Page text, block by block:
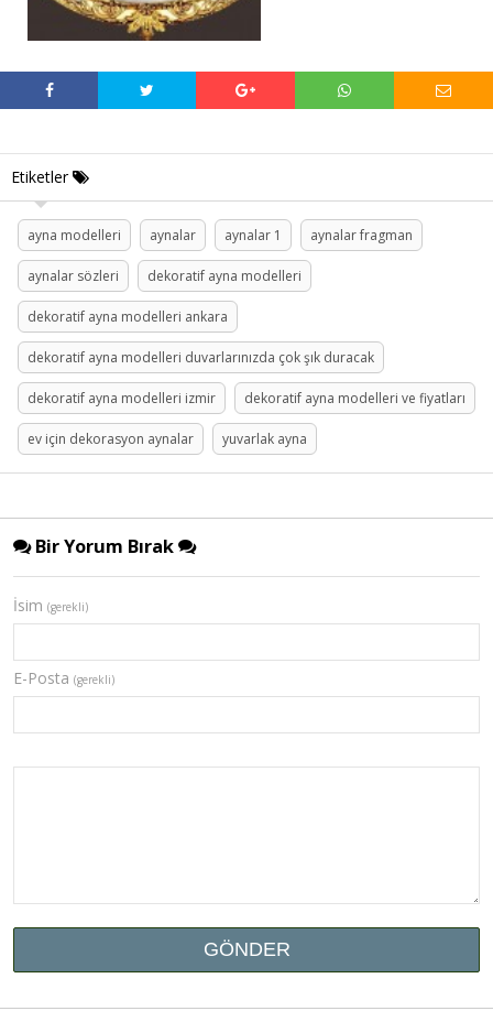
Etiketler
ayna modelleri aynalar aynalar 1 aynalar fragman
aynalar sözleri dekoratif ayna modelleri
dekoratif ayna modelleri ankara
dekoratif ayna modelleri duvarlarınızda çok şık duracak
dekoratif ayna modelleri izmir dekoratif ayna modelleri ve fiyatları
ev için dekorasyon aynalar yuvarlak ayna
Bir Yorum Bırak
İsim (gerekli)
E-Posta (gerekli)